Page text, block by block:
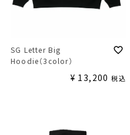
SG Letter Big
Hoodie（3color）
¥ 13,200 税込